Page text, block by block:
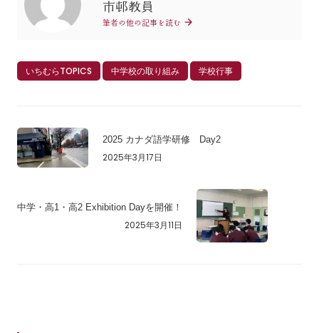
市邨教員
筆者の他の記事を読む
いちむらTOPICS 中学校の取り組み 学校行事
2025 カナダ語学研修 Day2
2025年3月17日
中学・高1・高2 Exhibition Dayを開催！
2025年3月11日